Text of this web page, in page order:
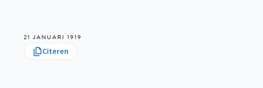
21 JANUARI 1919
Citeren